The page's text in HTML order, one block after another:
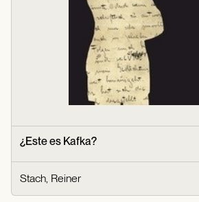
¿Este es Kafka?
Stach, Reiner